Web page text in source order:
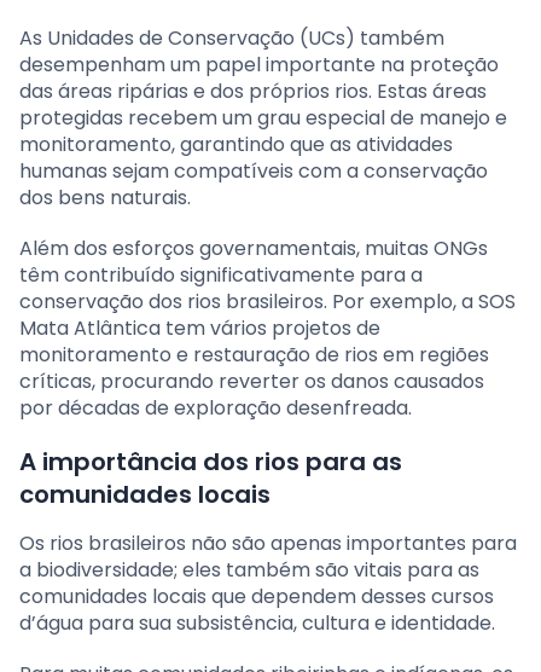
As Unidades de Conservação (UCs) também
desempenham um papel importante na proteção
das áreas ripárias e dos próprios rios. Estas áreas
protegidas recebem um grau especial de manejo e
monitoramento, garantindo que as atividades
humanas sejam compatíveis com a conservação
dos bens naturais.
Além dos esforços governamentais, muitas ONGs
têm contribuído significativamente para a
conservação dos rios brasileiros. Por exemplo, a SOS
Mata Atlântica tem vários projetos de
monitoramento e restauração de rios em regiões
críticas, procurando reverter os danos causados
por décadas de exploração desenfreada.
A importância dos rios para as
comunidades locais
Os rios brasileiros não são apenas importantes para
a biodiversidade; eles também são vitais para as
comunidades locais que dependem desses cursos
d’água para sua subsistência, cultura e identidade.